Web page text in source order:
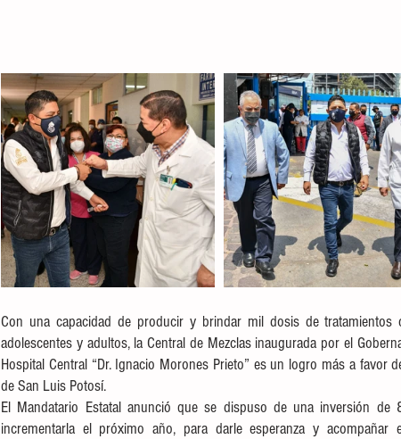
Con una capacidad de producir y brindar mil dosis de
adolescentes y adultos, la Central de Mezclas inaugurada por el
Hospital Central “Dr. Ignacio Morones Prieto” es un logro más a favor
de San Luis Potosí.
El Mandatario Estatal anunció que se dispuso de una inversión
incrementarla el próximo año, para darle esperanza y